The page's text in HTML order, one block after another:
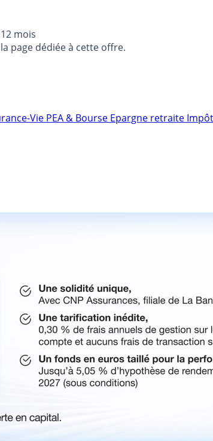
mois
page dédiée à cette offre.
Vie PEA & Bourse Epargne retraite